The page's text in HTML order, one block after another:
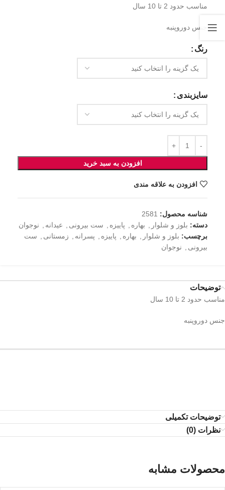
مناسب حدود 2 تا 10 سال
جنس دوروپنبه
رنگ
سایزبندی
افزودن به سبد خرید
افزودن به علاقه مندی
شناسه محصول: 2581
دسته: بلوز و شلوار , بهاره , پاییزه , ست بیرونی , عیدانه , نوجوان
برچسب: بلوز و شلوار , بهاره , پاییزه , پسرانه , زمستانی , ست
بیرونی , نوجوان
توضیحات
مناسب حدود 2 تا 10 سال
جنس دوروپنبه
توضیحات تکمیلی
نظرات (0)
محصولات مشابه